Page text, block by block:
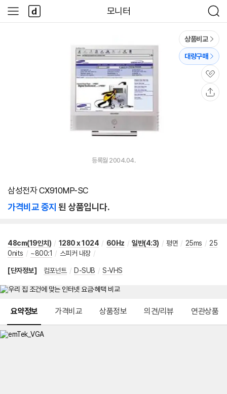
모니터
검
색
사
이
다
나
와
상품비교
대량구매
관
심
등록월 2004.04.
삼성전자 CX910MP-SC
가격비교 중지 된 상품입니다.
48cm(19인치) / 1280 x 1024 / 60Hz / 일반(4:3) / 평면 / 25ms / 25
0nits / ~800:1 / 스피커 내장 /
[단자정보] 컴포넌트 / D-SUB / S-VHS
요약정보 가격비교 상품정보 의견/리뷰 연관상품